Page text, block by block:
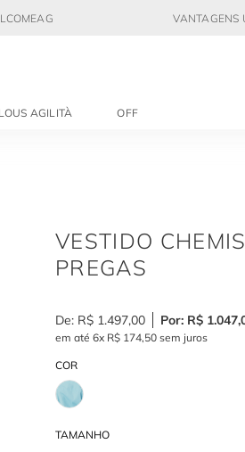
VANTAGENS
AGILITÀ OFF
VESTIDO
PREGAS
R$ 1.497,00 R$ 1.047,
em até 6x R$ 174,50 sem juros
COR
TAMANHO